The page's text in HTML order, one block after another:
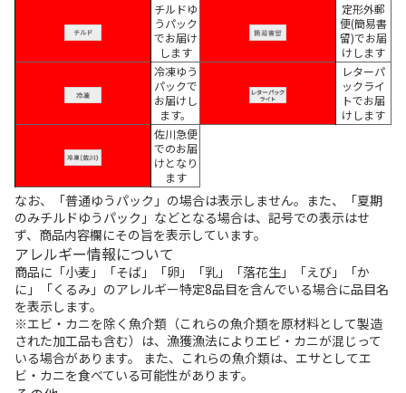
チルドゆ
うパック
でお届け
します
定形外郵
便(簡易書
留)でお届
けします
冷凍ゆう
パックで
お届けし
ます。
レターパ
ックライ
トでお届
けします
佐川急便
でのお届
けとなり
ます
なお、「普通ゆうパック」の場合は表示しません。また、「夏期
のみチルドゆうパック」などとなる場合は、記号での表示はせ
ず、商品内容欄にその旨を表示しています。
アレルギー情報について
商品に「小麦」「そば」「卵」「乳」「落花生」「えび」「か
に」「くるみ」のアレルギー特定8品目を含んでいる場合に品目名
を表示します。
※エビ・カニを除く魚介類（これらの魚介類を原材料として製造
された加工品も含む）は、漁獲漁法によりエビ・カニが混じって
いる場合があります。 また、これらの魚介類は、エサとしてエ
ビ・カニを食べている可能性があります。